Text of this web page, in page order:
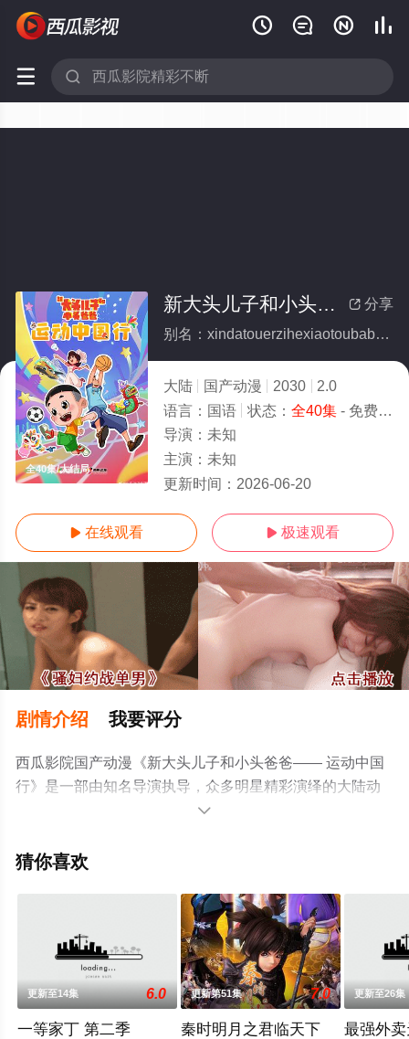
   
 
全40集/大结局
 分享
新大头儿子和小头爸爸—— 运动中国行(全集)
别名：xindatouerzihexiaotoubabayundongzhongguoxing
大陆 国产动漫 2030
2.0
语言： 国语 状态： 全40集- 免费在线观看
导演： 未知
主演： 未知
更新时间： 2026-06-20
 在线观看  极速观看
剧情介绍 我要评分
西瓜影院国产动漫《新大头儿子和小头爸爸—— 运动中国
行》是一部由知名导演执导，众多明星精彩演绎的大陆动
漫，大结局剧情已揭晓（全40集），手机免费观看高清无
至豆瓣动漫、电视猫或剧情网等平台了解。

猜你喜欢
更新至14集 6.0
一等家丁 第二季
更新第51集 7.0
秦时明月之君临天下
更新至26集
最强外